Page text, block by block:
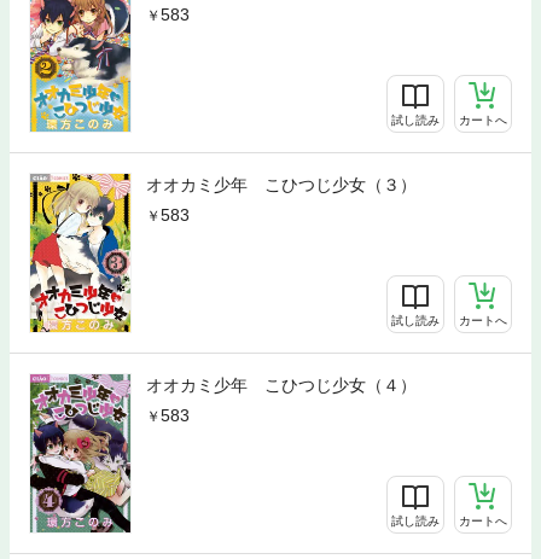
583
試し読み カートへ
オオカミ少年 こひつじ少女（３）
583
試し読み カートへ
オオカミ少年 こひつじ少女（４）
583
試し読み カートへ